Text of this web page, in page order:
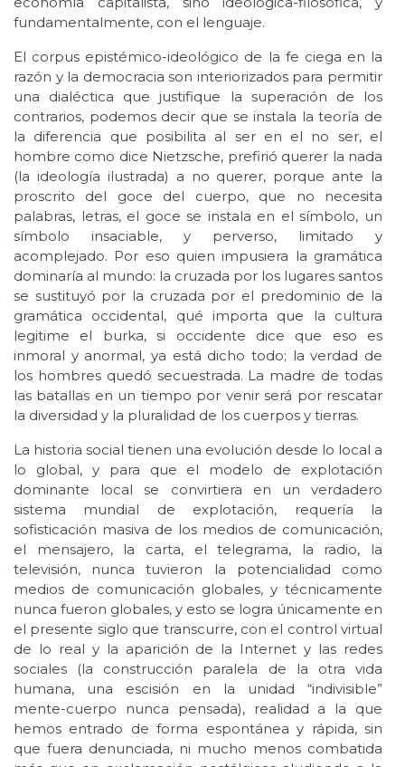
fundamentalmente, con el lenguaje.
El corpus epistémico-ideológico de la fe ciega en la
razón y la democracia son interiorizados para permitir
una dialéctica que justifique la superación de los
contrarios, podemos decir que se instala la teoría de
la diferencia que posibilita al ser en el no ser, el
hombre como dice Nietzsche, prefirió querer la nada
(la ideología ilustrada) a no querer, porque ante la
proscrito del goce del cuerpo, que no necesita
palabras, letras, el goce se instala en el símbolo, un
símbolo insaciable, y perverso, limitado y
acomplejado. Por eso quien impusiera la gramática
dominaría al mundo: la cruzada por los lugares santos
se sustituyó por la cruzada por el predominio de la
gramática occidental, qué importa que la cultura
legitime el burka, si occidente dice que eso es
inmoral y anormal, ya está dicho todo; la verdad de
los hombres quedó secuestrada. La madre de todas
las batallas en un tiempo por venir será por rescatar
la diversidad y la pluralidad de los cuerpos y tierras.
La historia social tienen una evolución desde lo local a
lo global, y para que el modelo de explotación
dominante local se convirtiera en un verdadero
sistema mundial de explotación, requería la
sofisticación masiva de los medios de comunicación,
el mensajero, la carta, el telegrama, la radio, la
televisión, nunca tuvieron la potencialidad como
medios de comunicación globales, y técnicamente
nunca fueron globales, y esto se logra únicamente en
el presente siglo que transcurre, con el control virtual
de lo real y la aparición de la Internet y las redes
sociales (la construcción paralela de la otra vida
humana, una escisión en la unidad “indivisible”
mente-cuerpo nunca pensada), realidad a la que
hemos entrado de forma espontánea y rápida, sin
que fuera denunciada, ni mucho menos combatida